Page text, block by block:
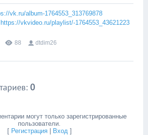
vk.ru/album-1764553_313769878
https://vkvideo.ru/playlist/-1764553_43621223
88 dtdim26
: 0
могут только зарегистрированные
пользователи.
[ Регистрация| Вход]